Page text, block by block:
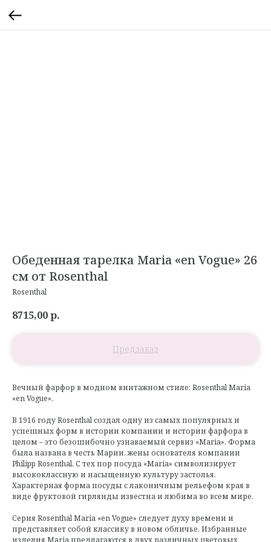
Обеденная тарелка Maria «en Vogue» 26
см от Rosenthal
Rosenthal
8715,00р.
Вечный фарфор в модном винтажном стиле: Rosenthal Maria
«en Vogue».
В 1916 году Rosenthal создал одну из самых популярных и
успешных форм в истории компании и истории фарфора в
целом – это безошибочно узнаваемый сервиз «Maria». Форма
была названа в честь Марии, жены основателя компании
Philipp Rosenthal. С тех пор посуда «Maria» символизирует
высококлассную и насыщенную культуру застолья.
Характерная форма посуды с лаконичным рельефом края в
виде фруктовой гирлянды известна и любима во всем мире.
Серия Rosenthal Maria «en Vogue» следует духу времени и
представляет собой классику в новом обличье. Избранные